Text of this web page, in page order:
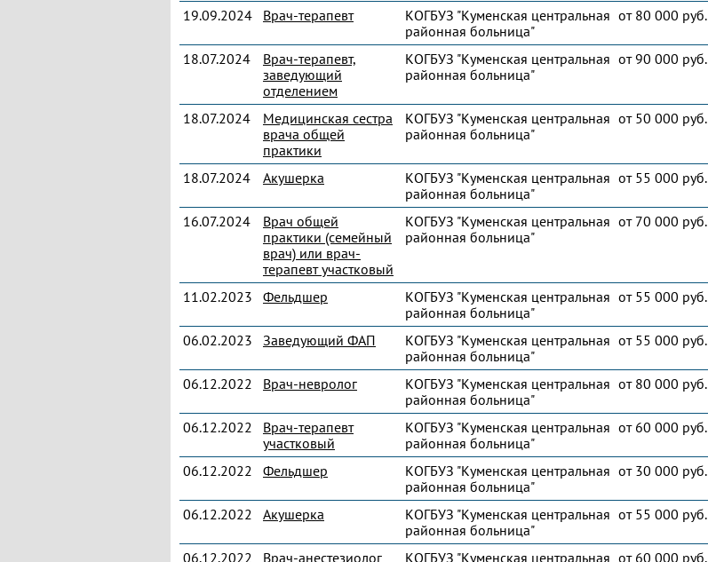
19.09.2024 Врач-терапевт
КОГБУЗ "Куменская центральная
районная больница"
от 80 000 руб.
18.07.2024
Врач-терапевт,
заведующий
отделением
КОГБУЗ "Куменская центральная
районная больница"
от 90 000 руб.
18.07.2024
Медицинская сестра
врача общей
практики
КОГБУЗ "Куменская центральная
районная больница"
от 50 000 руб.
18.07.2024 Акушерка
КОГБУЗ "Куменская центральная
районная больница"
от 55 000 руб.
16.07.2024
Врач общей
практики (семейный
врач) или врач-
терапевт участковый
КОГБУЗ "Куменская центральная
районная больница"
от 70 000 руб.
11.02.2023 Фельдшер
КОГБУЗ "Куменская центральная
районная больница"
от 55 000 руб.
06.02.2023 Заведующий ФАП
КОГБУЗ "Куменская центральная
районная больница"
от 55 000 руб.
06.12.2022 Врач-невролог
КОГБУЗ "Куменская центральная
районная больница"
от 80 000 руб.
06.12.2022
Врач-терапевт
участковый
КОГБУЗ "Куменская центральная
районная больница"
от 60 000 руб.
06.12.2022 Фельдшер
КОГБУЗ "Куменская центральная
районная больница"
от 30 000 руб.
06.12.2022 Акушерка
КОГБУЗ "Куменская центральная
районная больница"
от 55 000 руб.
06.12.2022 Врач-анестезиолог
КОГБУЗ "Куменская центральная от 60 000 руб.